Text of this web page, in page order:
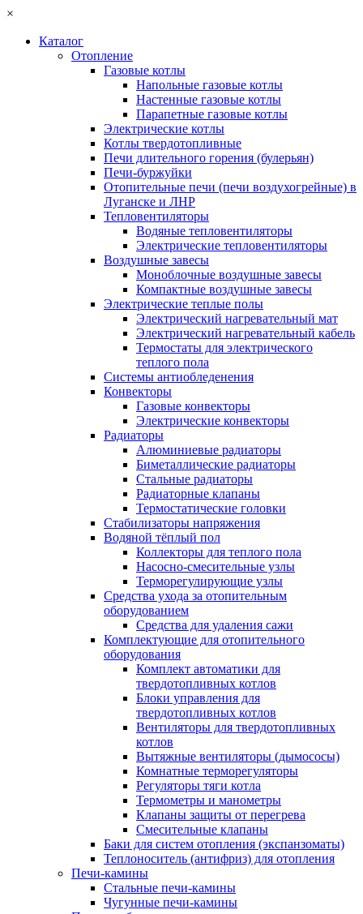
×
Каталог
Отопление
Газовые котлы
Напольные газовые котлы
Настенные газовые котлы
Парапетные газовые котлы
Электрические котлы
Котлы твердотопливные
Печи длительного горения (булерьян)
Печи-буржуйки
Отопительные печи (печи воздухогрейные) в
Луганске и ЛНР
Тепловентиляторы
Водяные тепловентиляторы
Электрические тепловентиляторы
Воздушные завесы
Моноблочные воздушные завесы
Компактные воздушные завесы
Электрические теплые полы
Электрический нагревательный мат
Электрический нагревательный кабель
Термостаты для электрического
теплого пола
Системы антиобледенения
Конвекторы
Газовые конвекторы
Электрические конвекторы
Радиаторы
Алюминиевые радиаторы
Биметаллические радиаторы
Стальные радиаторы
Радиаторные клапаны
Термостатические головки
Стабилизаторы напряжения
Водяной тёплый пол
Коллекторы для теплого пола
Насосно-смесительные узлы
Терморегулирующие узлы
Средства ухода за отопительным
оборудованием
Средства для удаления сажи
Комплектующие для отопительного
оборудования
Комплект автоматики для
твердотопливных котлов
Блоки управления для
твердотопливных котлов
Вентиляторы для твердотопливных
котлов
Вытяжные вентиляторы (дымососы)
Комнатные терморегуляторы
Регуляторы тяги котла
Термометры и манометры
Клапаны защиты от перегрева
Смесительные клапаны
Баки для систем отопления (экспанзоматы)
Теплоноситель (антифриз) для отопления
Печи-камины
Стальные печи-камины
Чугунные печи-камины